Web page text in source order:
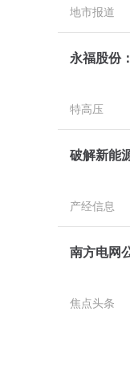
地市报道
永福股份
特高压
破解新能
产经信息
南方电网
焦点头条